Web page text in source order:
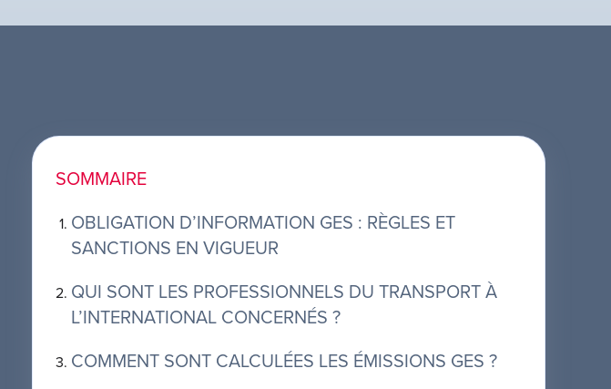
SOMMAIRE
OBLIGATION D’INFORMATION GES : RÈGLES ET
SANCTIONS EN VIGUEUR
QUI SONT LES PROFESSIONNELS DU TRANSPORT À
L’INTERNATIONAL CONCERNÉS ?
COMMENT SONT CALCULÉES LES ÉMISSIONS GES ?